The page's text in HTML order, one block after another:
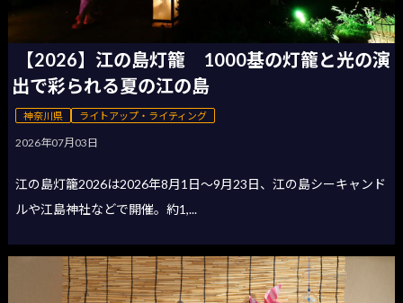
【2026】江の島灯籠 1000基の灯籠と光の演
出で彩られる夏の江の島
神奈川県 ライトアップ・ライティング
2026年07月03日
江の島灯籠2026は2026年8月1日〜9月23日、江の島シーキャンド
ルや江島神社などで開催。約1,...